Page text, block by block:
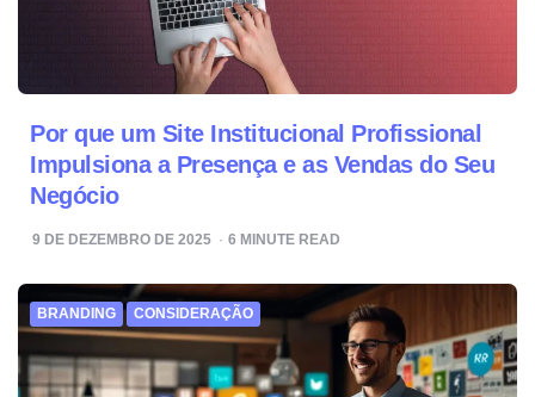
Por que um Site Institucional Profissional
Impulsiona a Presença e as Vendas do Seu
Negócio
9 DE DEZEMBRO DE 2025 6 MINUTE READ
BRANDING CONSIDERAÇÃO